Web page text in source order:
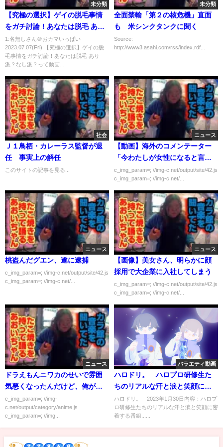
未分類
【究極の選択】ゲイの脱毛事情
をガチ討論！あなたは脱毛 あり
派？なし派？
1:名無しさん＠おカマいっぱい
2023.07.07(Fri) 【究極の選択】ゲイの脱
毛事情をガチ討論！あなたは脱毛 あり
派？なし派？って動画...
未分類
全面禁輸「第２の核危機」直面
も 米シンクタンクに聞く
Source:
http://www3.asahi.com/rss/index.rdf...
社会
Ｊ１鳥栖・カレーラス監督が退
任 事実上の解任
このサイトの記事を見る...
ニュース
【動画】海外のコメンテーター
「今わたしが女性になると言っ
たら？」 LGBTのひと「は？
ｗ」
c_img_param=; //img-c.net/output/site/42.js
c_img_param=; //img-c.net/...
ニュース
桃盗んだグエン、遂に逮捕
c_img_param=; //img-c.net/output/site/42.js
c_img_param=; //img-c.net/...
ニュース
【画像】美女さん、明らかに顔
採用で大企業に入社してしまう
c_img_param=; //img-c.net/output/site/42.js
c_img_param=; //img-c.net/...
ニュース
ドラえもんニワカのせいで雰囲
気悪くなったんだけど、俺が悪
いの？
c_img_param=; //img-
c.net/output/category/anime.js
c_img_param=; //img...
バラエティ動画
ハロドリ。 ハロプロ研修生た
ちのリアルな汗と涙と笑顔に密
着 1月30日
ハロドリ。 2023年1月30日内容：ハロプ
ロ研修生たちのリアルな汗と涙と笑顔に密
着する番組......